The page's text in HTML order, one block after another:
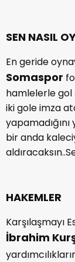
SEN NASIL
En geride
Somaspor
hamlelerle gol
iki gole imza
bir anda
HAKEMLER
Karşılaşmayı
İbrahim